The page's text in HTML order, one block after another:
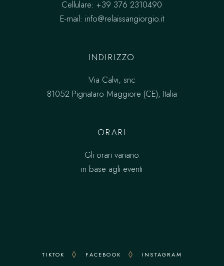
Cellulare:+39 376 2310490
E-mail: info@relaissangiorgio.it
INDIRIZZO
Via Calvi, snc
81052 Pignataro Maggiore (CE), Italia
ORARI
Gli orari variano
in base agli eventi
TIKTOK FACEBOOK INSTAGRAM